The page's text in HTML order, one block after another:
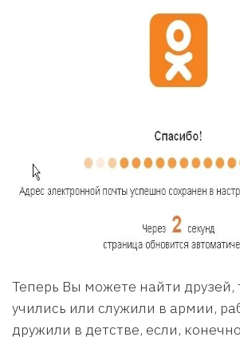
Теперь Вы можете найти друзей,
учились или служили в армии,
дружили в детстве, если,